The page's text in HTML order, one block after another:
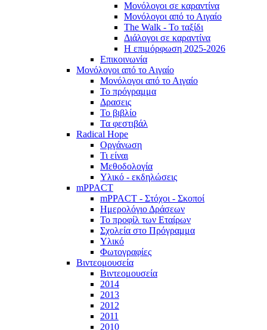
Μονόλογοι σε καραντίνα
Μονόλογοι από το Αιγαίο
The Walk - Το ταξίδι
Διάλογοι σε καραντίνα
Η επιμόρφωση 2025-2026
Επικοινωνία
Μονόλογοι από το Αιγαίο
Μονόλογοι από το Αιγαίο
Το πρόγραμμα
Δρασεις
Το βιβλίο
Τα φεστιβάλ
Radical Hope
Οργάνωση
Τι είναι
Μεθοδολογία
Υλικό - εκδηλώσεις
mPPACT
mPPACT - Στόχοι - Σκοποί
Ημερολόγιο Δράσεων
Το προφίλ των Εταίρων
Σχολεία στο Πρόγραμμα
Υλικό
Φωτογραφίες
Βιντεομουσεία
Βιντεομουσεία
2014
2013
2012
2011
2010